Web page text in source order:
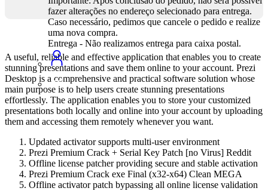
fazer alterações no endereço selecionado para entrega.
Caso necessário, pedimos que cancele o pedido e realize
uma nova compra.
Entrega - Não realizamos entrega para caixa postal.
A useful, reliable and effective application that enables you to create
stunning presentations and save them online to your account. Prezi
Desktop is a comprehensive and practical software solution whose
main purpose is to help users create stunning presentations
effortlessly. The application enables you to store your customized
presentations both locally and online into your account by uploading
them and accessing them remotely whenever you want.
Updated activator supports multi-user environment
Prezi Premium Crack + Serial Key Patch [no Virus] Reddit
Offline license patcher providing secure and stable activation
Prezi Premium Crack exe Final (x32-x64) Clean MEGA
Offline activator patch bypassing all online license validation